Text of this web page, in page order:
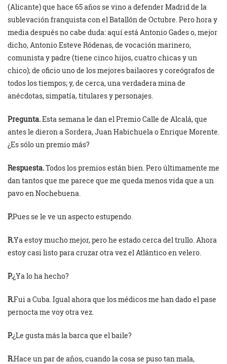
(Alicante) que hace 65 años se vino a defender Madrid de la
sublevación franquista con el Batallón de Octubre. Pero hora y
media después no cabe duda: aquí está Antonio Gades o, mejor
dicho, Antonio Esteve Ródenas, de vocación marinero,
comunista y padre (tiene cinco hijos, cuatro chicas y un
chico); de oficio uno de los mejores bailaores y coreógrafos de
todos los tiempos; y, de cerca, una verdadera mina de
anécdotas, simpatía, titulares y personajes.
Pregunta.Esta semana le dan el Premio Calle de Alcalá, que
antes le dieron a Sordera, Juan Habichuela o Enrique Morente.
¿Es sólo un premio más?
Respuesta.Todos los premios están bien. Pero últimamente me
dan tantos que me parece que me queda menos vida que a un
pavo en Nochebuena.
P.Pues se le ve un aspecto estupendo.
R.Ya estoy mucho mejor, pero he estado cerca del trullo. Ahora
estoy casi listo para cruzar otra vez el Atlántico en velero.
P.¿Ya lo ha hecho?
R.Fui a Cuba. Igual ahora que los médicos me han dado el pase
pernocta me voy otra vez.
P.¿Le gusta más la barca que el baile?
R.Hace un par de años, cuando la cosa se puso tan mala,